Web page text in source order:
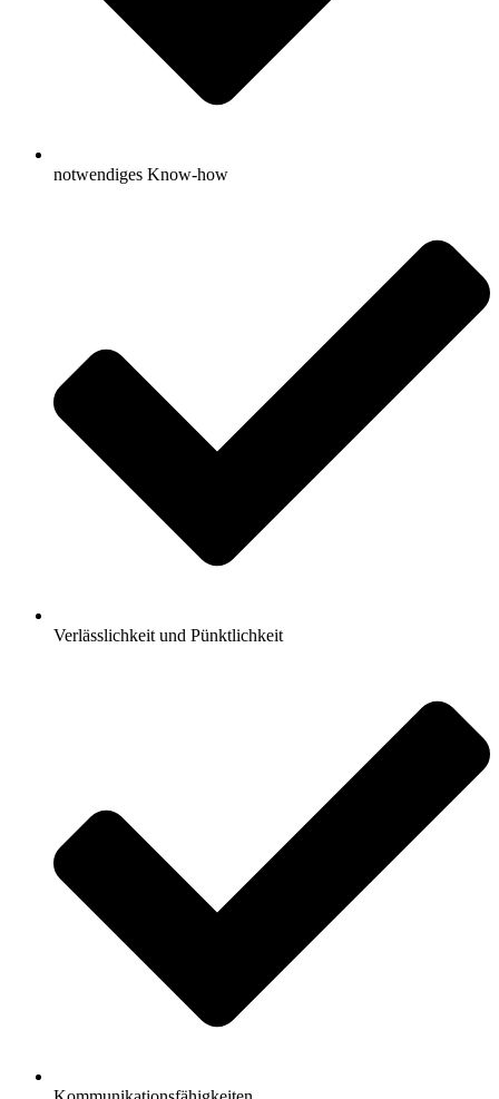
notwendiges Know-how
Verlässlichkeit und Pünktlichkeit